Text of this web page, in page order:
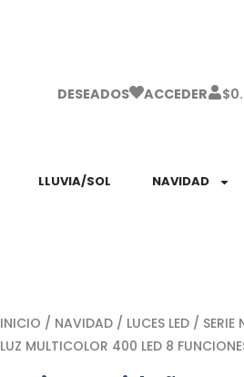
DESEADOS ACCEDER $
LLUVIA/SOL NAVIDAD
INICIO / NAVIDAD / LUCES LED / SERIE
LUZ MULTICOLOR 400 LED 8